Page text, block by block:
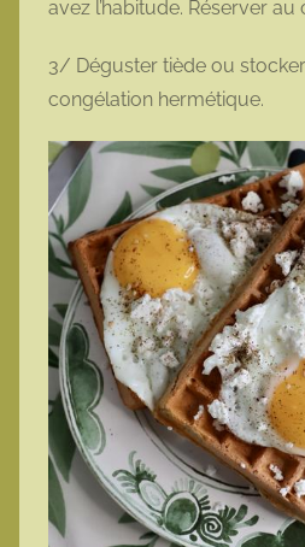
avez l’habitude. Réserver au
3/ Déguster tiède ou
congélation hermétique.